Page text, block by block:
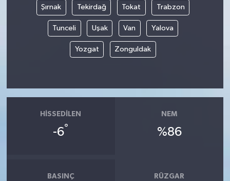
Şırnak Tekirdağ Tokat Trabzon
Tunceli Uşak Van Yalova
Yozgat Zonguldak
HISSEDILEN
-6°
NEM
%86
BASINÇ RÜZGAR